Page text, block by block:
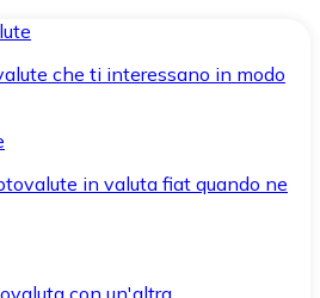
che ti interessano in modo
in valuta fiat quando ne
con un'altra